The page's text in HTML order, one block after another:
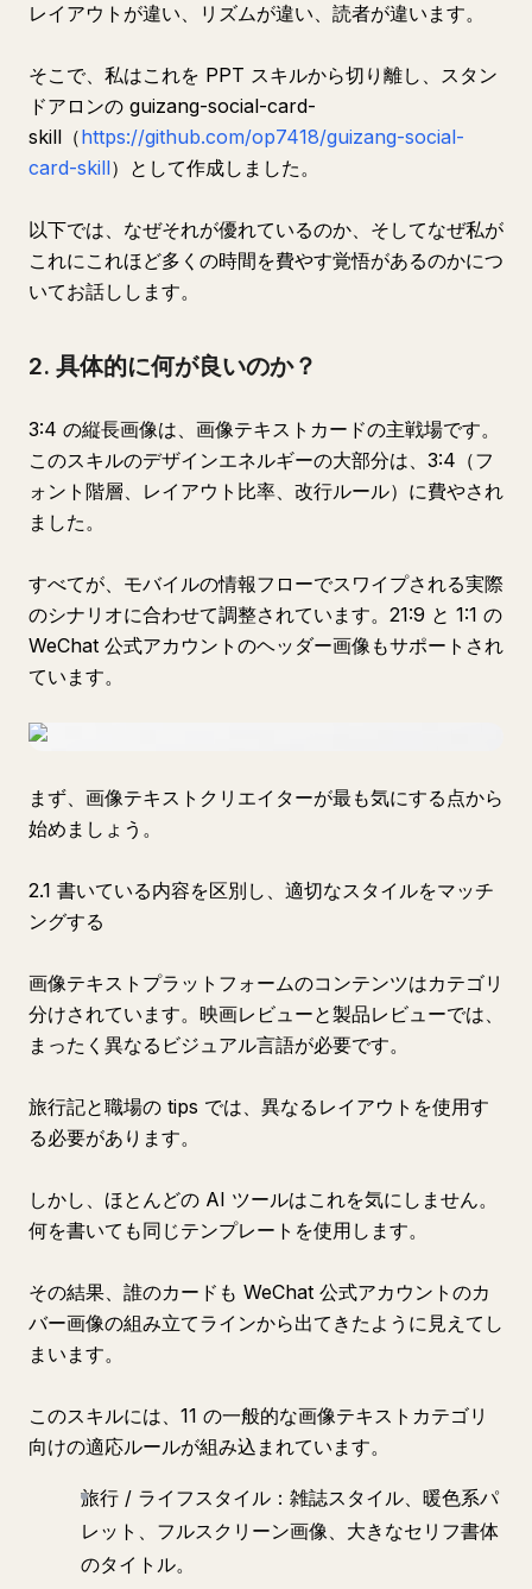
レイアウトが違い、リズムが違い、読者が違います。
そこで、私はこれを PPT スキルから切り離し、スタン
ドアロンの guizang-social-card-
skill（https://github.com/op7418/guizang-social-
card-skill）として作成しました。
以下では、なぜそれが優れているのか、そしてなぜ私が
これにこれほど多くの時間を費やす覚悟があるのかにつ
いてお話しします。
2. 具体的に何が良いのか？
3:4 の縦長画像は、画像テキストカードの主戦場です。
このスキルのデザインエネルギーの大部分は、3:4（フ
ォント階層、レイアウト比率、改行ルール）に費やされ
ました。
すべてが、モバイルの情報フローでスワイプされる実際
のシナリオに合わせて調整されています。21:9 と 1:1 の
WeChat 公式アカウントのヘッダー画像もサポートされ
ています。
まず、画像テキストクリエイターが最も気にする点から
始めましょう。
2.1 書いている内容を区別し、適切なスタイルをマッチ
ングする
画像テキストプラットフォームのコンテンツはカテゴリ
分けされています。映画レビューと製品レビューでは、
まったく異なるビジュアル言語が必要です。
旅行記と職場の tips では、異なるレイアウトを使用す
る必要があります。
しかし、ほとんどの AI ツールはこれを気にしません。
何を書いても同じテンプレートを使用します。
その結果、誰のカードも WeChat 公式アカウントのカ
バー画像の組み立てラインから出てきたように見えてし
まいます。
このスキルには、11 の一般的な画像テキストカテゴリ
向けの適応ルールが組み込まれています。
旅行 / ライフスタイル：雑誌スタイル、暖色系パ
レット、フルスクリーン画像、大きなセリフ書体
のタイトル。